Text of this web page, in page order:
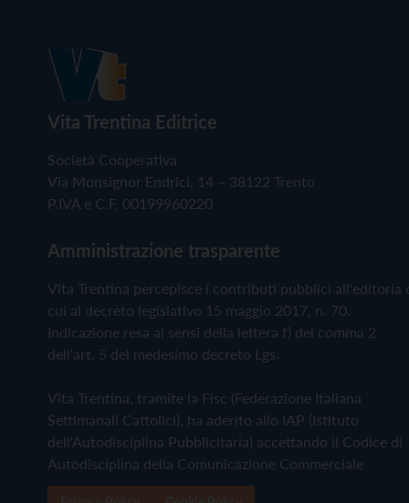
Vita Trentina Editrice
Società Cooperativa
Via Monsignor Endrici, 14 – 38122 Trento
P.IVA e C.F. 00199960220
Amministrazione trasparente
Vita Trentina percepisce i contributi pubblici all'editoria
cui al decreto legislativo 15 maggio 2017, n. 70.
Indicazione resa ai sensi della lettera f) del comma 2
dell'art. 5 del medesimo decreto Lgs.
Vita Trentina, tramite la Fisc (Federazione Italiana
Settimanali Cattolici), ha aderito allo IAP (Istituto
dell'Autodisciplina Pubblicitaria) accettando il Codice di
Autodisciplina della Comunicazione Commerciale